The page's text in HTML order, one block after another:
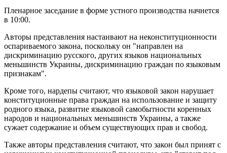
Пленарное заседание в форме устного производства начнется
в 10:00.
Авторы представления настаивают на неконституционности
оспариваемого закона, поскольку он "направлен на
дискриминацию русского, других языков национальных
меньшинств Украины, дискриминацию граждан по языковым
признакам".
Кроме того, нардепы считают, что языковой закон нарушает
конституционные права граждан на использование и защиту
родного языка, развитие языковой самобытности коренных
народов и национальных меньшинств Украины, а также
сужает содержание и объем существующих прав и свобод.
Также авторы представления считают, что закон был принят с